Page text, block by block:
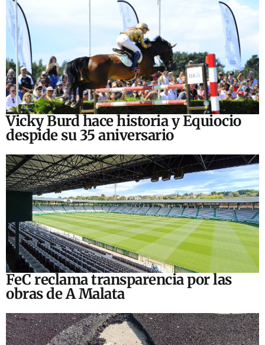
Vicky Burd hace historia y Equiocio
despide su 35 aniversario
FeC reclama transparencia por las
obras de A Malata